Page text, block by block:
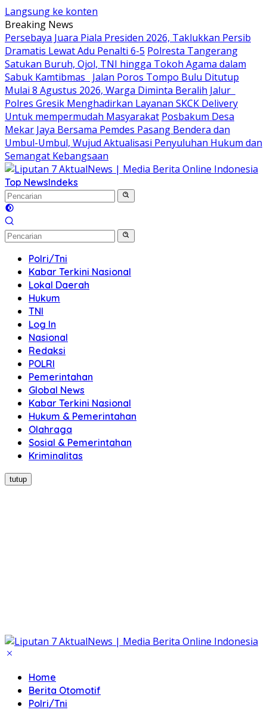
Langsung ke konten
Breaking News
Persebaya Juara Piala Presiden 2026, Taklukkan Persib
Dramatis Lewat Adu Penalti 6-5 Polresta Tangerang
Satukan Buruh, Ojol, TNI hingga Tokoh Agama dalam
Sabuk Kamtibmas
Jalan Poros Tompo Bulu Ditutup
Mulai 8 Agustus 2026, Warga Diminta Beralih Jalur
Polres Gresik Menghadirkan Layanan SKCK Delivery
Untuk mempermudah Masyarakat Posbakum Desa
Mekar Jaya Bersama Pemdes Pasang Bendera dan
Umbul-Umbul, Wujud Aktualisasi Penyuluhan Hukum dan
Semangat Kebangsaan
Top NewsIndeks
Polri/Tni
Kabar Terkini Nasional
Lokal Daerah
Hukum
TNI
Log In
Nasional
Redaksi
POLRI
Pemerintahan
Global News
Kabar Terkini Nasional
Hukum & Pemerintahan
Olahraga
Sosial & Pemerintahan
Kriminalitas
tutup
Home
Berita Otomotif
Polri/Tni